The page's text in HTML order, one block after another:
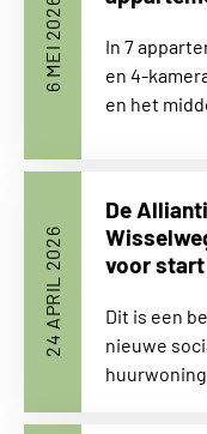
6 MEI 2026
In 7
en 4-
en het
De
voor
24 APRIL 2026
Dit is een
nieuwe